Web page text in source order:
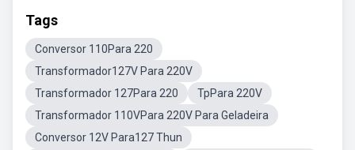
Tags
Conversor 110Para 220
Transformador127V Para 220V
Transformador 127Para 220
TpPara 220V
Transformador 110VPara 220V Para Geladeira
Conversor 12V Para127 Thun